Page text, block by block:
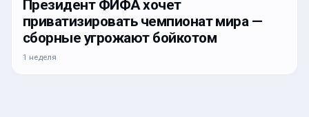
Президент ФИФА хочет
приватизировать чемпионат мира —
сборные угрожают бойкотом
1 неделя